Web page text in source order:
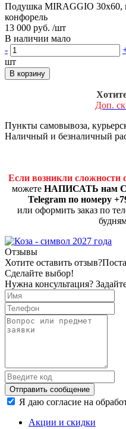
Подушка MIRAGGIO 30х60,
конфорель
13 000 руб. /шт
В наличии мало
-
шт
В корзину
Доп.
Пункты самовывоза,
Наличный и безналичный
Если возникли сложности
можете НАПИСАТЬ нам
Telegram по номеру
или оформить заказ по
Отзывы
Хотите оставить отзыв?
Сделайте выбор!
Нужна консультация?
Отправить сообщение
Я даю согласие на
Акции и скидки